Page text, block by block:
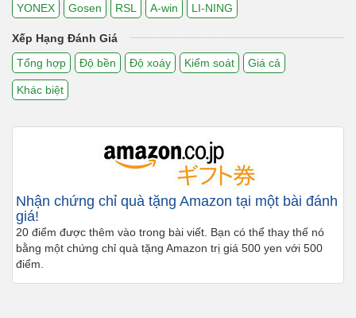
YONEX
Gosen RSL A-win LI-NING
Xếp Hạng Đánh Giá
Tổng hợp
Độ bền Độ xoáy Kiểm soát Giá cả
Khác biệt
Nhận chứng chỉ quà tặng Amazon tại một bài đánh
giá!
20 điểm được thêm vào trong bài viết. Bạn có thể thay thế nó
bằng một chứng chỉ quà tặng Amazon trị giá 500 yen với 500
điểm.